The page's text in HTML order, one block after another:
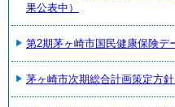
果公表中）
第2期茅ヶ崎市国民健康保険デ
茅ヶ崎市次期総合計画策定方